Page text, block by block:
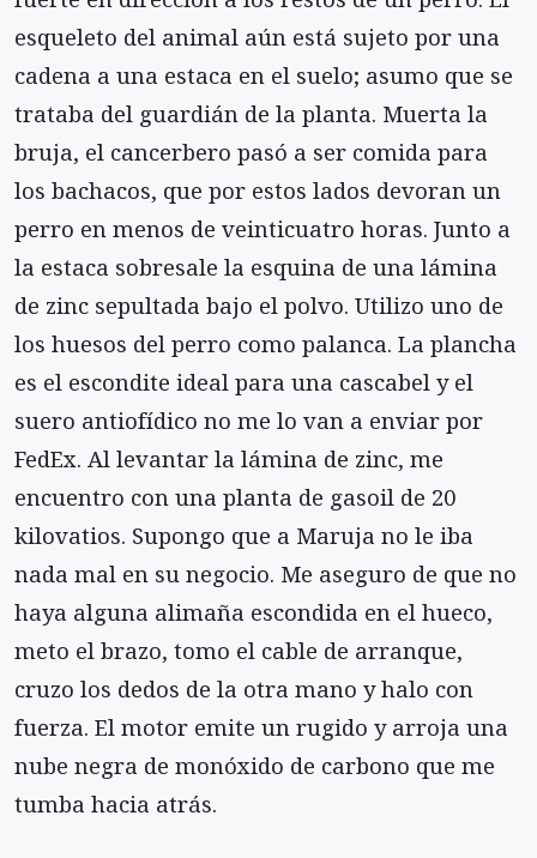
esqueleto del animal aún está sujeto por una
cadena a una estaca en el suelo; asumo que se
trataba del guardián de la planta. Muerta la
bruja, el cancerbero pasó a ser comida para
los bachacos, que por estos lados devoran un
perro en menos de veinticuatro horas. Junto a
la estaca sobresale la esquina de una lámina
de zinc sepultada bajo el polvo. Utilizo uno de
los huesos del perro como palanca. La plancha
es el escondite ideal para una cascabel y el
suero antiofídico no me lo van a enviar por
FedEx. Al levantar la lámina de zinc, me
encuentro con una planta de gasoil de 20
kilovatios. Supongo que a Maruja no le iba
nada mal en su negocio. Me aseguro de que no
haya alguna alimaña escondida en el hueco,
meto el brazo, tomo el cable de arranque,
cruzo los dedos de la otra mano y halo con
fuerza. El motor emite un rugido y arroja una
nube negra de monóxido de carbono que me
tumba hacia atrás.